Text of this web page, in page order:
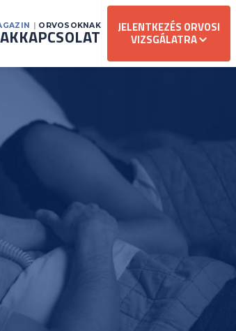
ORVOSOKNAK
KAPCSOLAT JELENTKEZÉS ORVOSI
VIZSGÁLATRA